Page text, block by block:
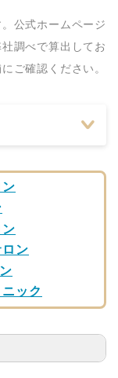
公式ホームページ
調べで算出してお
ご確認ください。
ン
ック